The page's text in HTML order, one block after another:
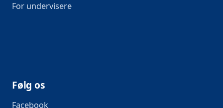
For undervisere
Følg os
Facebook